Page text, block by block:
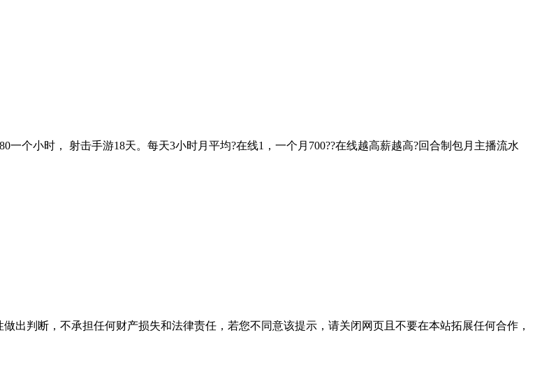
个小时， 射击手游18天。每天3小时月平均?在线1，一个月700??在线越高薪越高?回合制包月主播流水
出判断，不承担任何财产损失和法律责任，若您不同意该提示，请关闭网页且不要在本站拓展任何合作，